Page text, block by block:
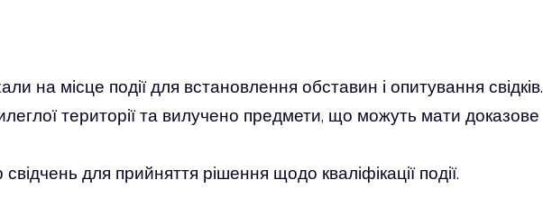
на місце події для встановлення обставин і опитування свідків.
території та вилучено предмети, що можуть мати доказове
для прийняття рішення щодо кваліфікації події.